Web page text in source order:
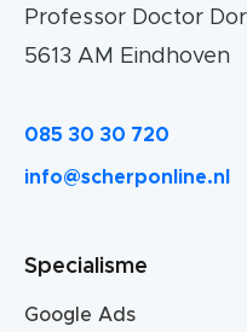
Professor Doctor
5613 AM Eindhoven
085 30 30 720
info@scherponline.nl
Specialisme
Google Ads